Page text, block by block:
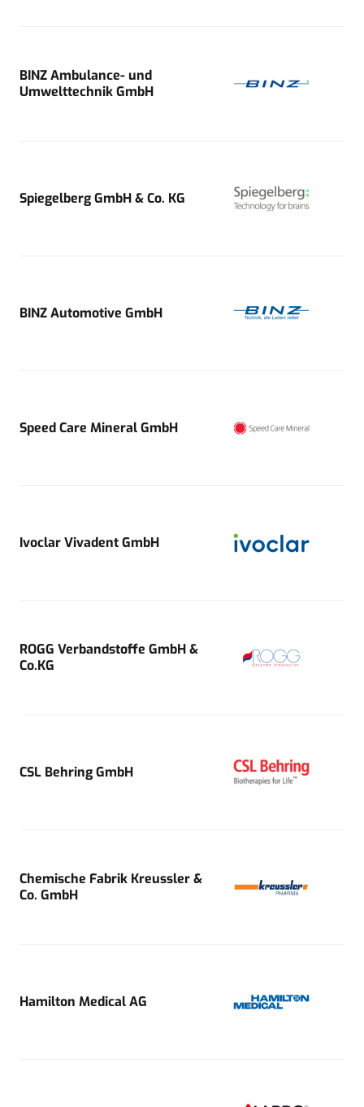
BINZ Ambulance- und
Umwelttechnik GmbH
Spiegelberg GmbH & Co. KG
BINZ Automotive GmbH
Speed Care Mineral GmbH
Ivoclar Vivadent GmbH
ROGG Verbandstoffe GmbH &
Co.KG
CSL Behring GmbH
Chemische Fabrik Kreussler &
Co. GmbH
Hamilton Medical AG